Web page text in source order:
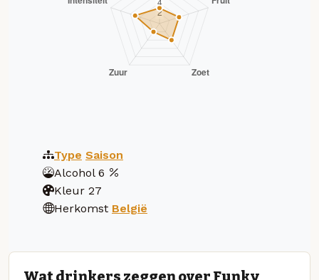
Type Saison
Alcohol 6
Kleur 27
Herkomst België